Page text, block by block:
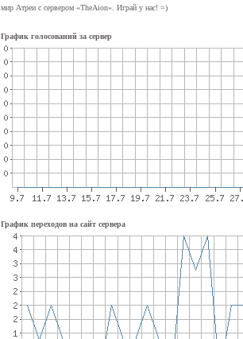
мир Атреи с сервером «TheAion». Играй у нас! =)
График голосований за сервер
График переходов на сайт сервера